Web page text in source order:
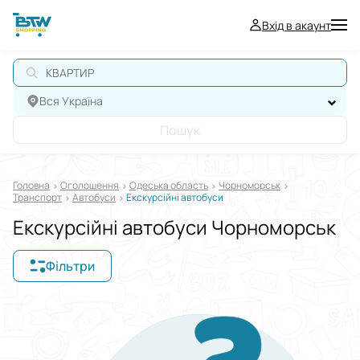
Вхід в акаунт
КВАРТИРА
Вся Україна
Пошук
Головна Оголошення Одеська область
Чорноморськ
Транспорт
Автобуси Екскурсійні автобуси
Екскурсійні автобуси Чорноморськ
Фільтри